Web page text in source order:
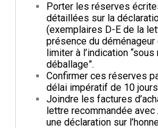
Porter les réserves
détaillées sur la
(exemplaires D-E de la
présence du
limiter à l’indication
déballage”.
Confirmer ces réserves
délai impératif de 10
Joindre les factures
lettre recommandée avec
une déclaration sur